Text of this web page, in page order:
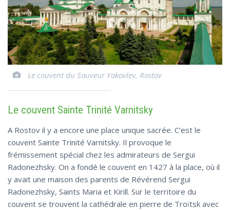
Le couvent du Sauveur Yakovlev, Rostov
Le couvent Sainte Trinité Varnitsky
A Rostov il y a encore une place unique sacrée. C’est le
couvent Sainte Trinité Varnitsky. Il provoque le
frémissement spécial chez les admirateurs de Sergui
Radonezhsky. On a fondé le couvent en 1427 à la place, où il
y avait une maison des parents de Révérend Sergui
Radonezhsky, Saints Maria et Kirill. Sur le territoire du
couvent se trouvent la cathédrale en pierre de Troïtsk avec